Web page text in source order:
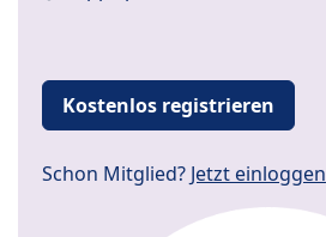
Kostenlos registrieren
Schon Mitglied? Jetzt einloggen